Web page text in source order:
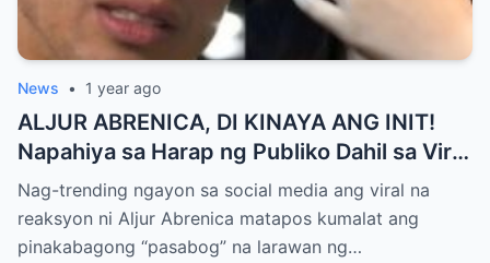
News • 1 year ago
ALJUR ABRENICA, DI KINAYA ANG INIT!
Napahiya sa Harap ng Publiko Dahil sa Viral
PASABOG Photo ni KYLIE PADILLA —
Netizens Nagulantang sa Ganda at Lakas
ng Aura! “Sino Talaga ang Nagsisi
Nag-trending ngayon sa social media ang viral na
reaksyon ni Aljur Abrenica matapos kumalat ang
pinakabagong “pasabog” na larawan ng…